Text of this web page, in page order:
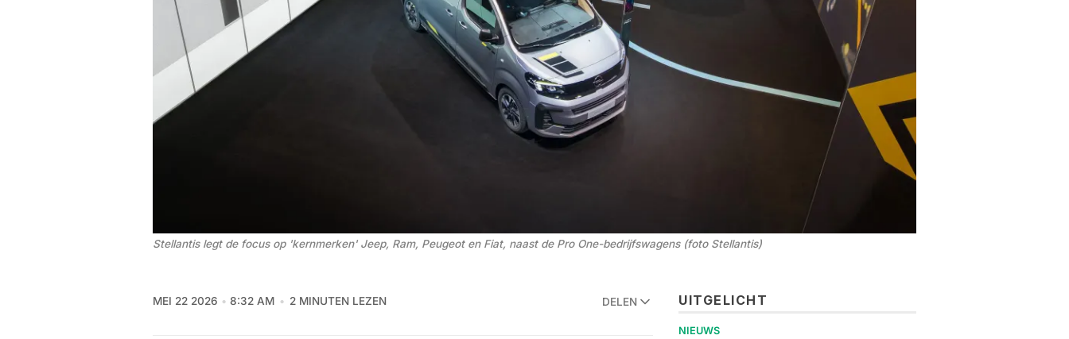
Stellantis legt de focus op 'kernmerken' Jeep, Ram, Peugeot en Fiat, naast de Pro One-bedrijfswagens (foto Stellantis)
MEI 22 2026 8:32 AM 2 MINUTEN LEZEN DELEN UITGELICHT
NIEUWS